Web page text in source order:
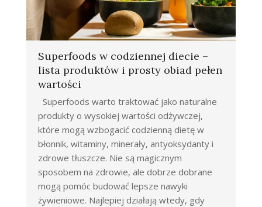
Superfoods w codziennej diecie –
lista produktów i prosty obiad pełen
wartości
Superfoods warto traktować jako naturalne
produkty o wysokiej wartości odżywczej,
które mogą wzbogacić codzienną dietę w
błonnik, witaminy, minerały, antyoksydanty i
zdrowe tłuszcze. Nie są magicznym
sposobem na zdrowie, ale dobrze dobrane
mogą pomóc budować lepsze nawyki
żywieniowe. Najlepiej działają wtedy, gdy